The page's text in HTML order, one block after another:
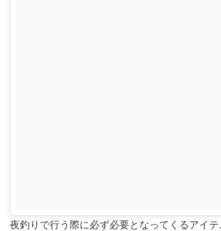
夜釣りで行う際に必ず必要となってくるアイ